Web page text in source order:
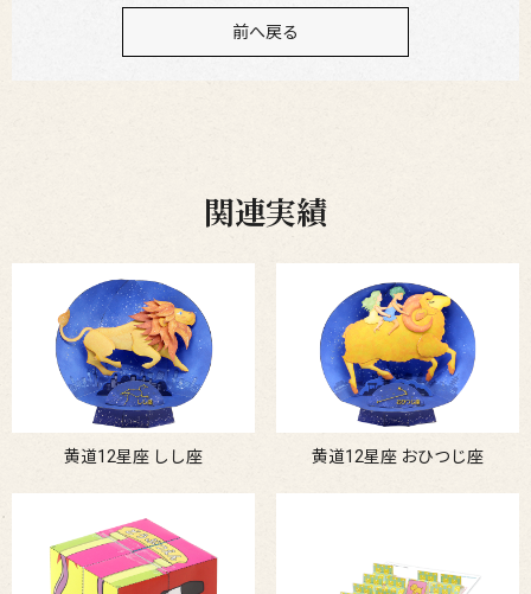
前へ戻る
関連実績
黄道12星座 しし座 黄道12星座 おひつじ座